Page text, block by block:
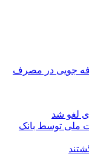
جویی در مصرف
لغو شد
واحد نهضت ملی توسط بانک